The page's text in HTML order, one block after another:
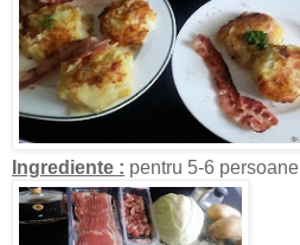
Ingrediente : pentru 5-6 persoane